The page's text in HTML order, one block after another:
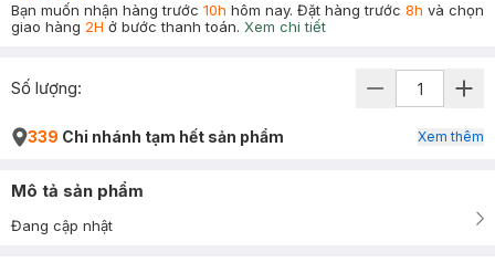
Bạn muốn nhận hàng trước 10h hôm nay. Đặt hàng trước 8h và chọn
giao hàng 2H ở bước thanh toán. Xem chi tiết
Số lượng:
339 Chi nhánh tạm hết sản phẩm Xem thêm
Mô tả sản phẩm
Đang cập nhật